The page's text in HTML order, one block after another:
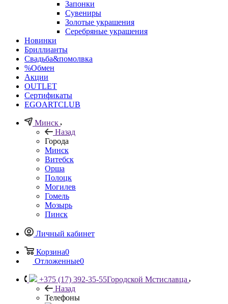
Запонки
Сувениры
Золотые украшения
Серебряные украшения
Новинки
Бриллианты
Свадьба&помолвка
%Обмен
Акции
OUTLET
Сертификаты
EGOARTCLUB
Минск
Назад
Города
Минск
Витебск
Орша
Полоцк
Могилев
Гомель
Мозырь
Пинск
Личный кабинет
Корзина0
Отложенные0
+375 (17) 392-35-55Городской Мстиславца
Назад
Телефоны